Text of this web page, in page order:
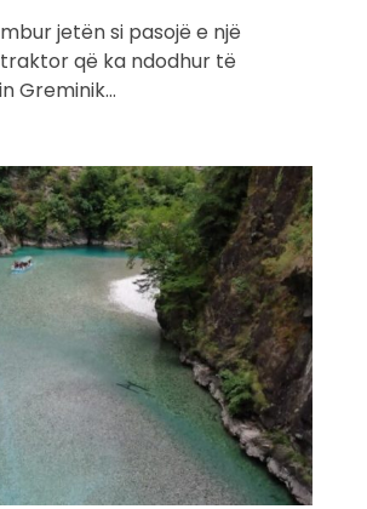
jetën si pasojë e një
që ka ndodhur të
Greminik…